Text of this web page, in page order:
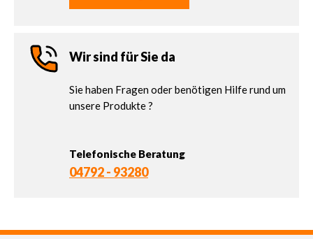
Wir sind für Sie da
Sie haben Fragen oder benötigen Hilfe rund um
unsere Produkte ?
Telefonische Beratung
04792 - 93280